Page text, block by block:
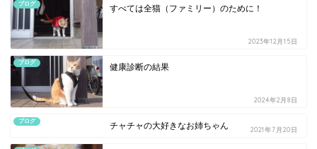
ブログ すべては全猫（ファミリー）のために！
2023年12月15日
ブログ 健康診断の結果
2024年2月8日
ブログ チャチャの大好きなお姉ちゃん 2021年7月20日